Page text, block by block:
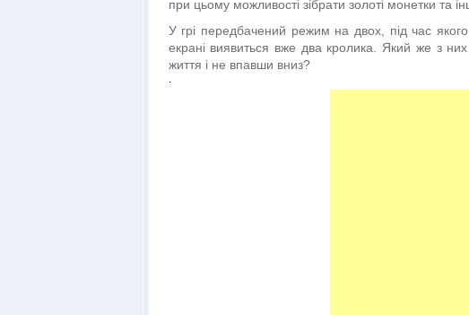
при цьому можливості зібрати золоті монетки та
У грі передбачений режим на двох, під час
екрані виявиться вже два кролика. Який же з
життя і не впавши вниз?
.